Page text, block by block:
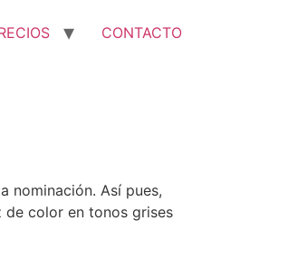
CONTACTO
nominación. Así pues,
color en tonos grises